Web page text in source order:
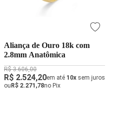
Aliança de Ouro 18k com
2.8mm Anatômica
R$ 3.606,00
R$ 2.524,20em até 10x sem juros
ou R$ 2.271,78no Pix